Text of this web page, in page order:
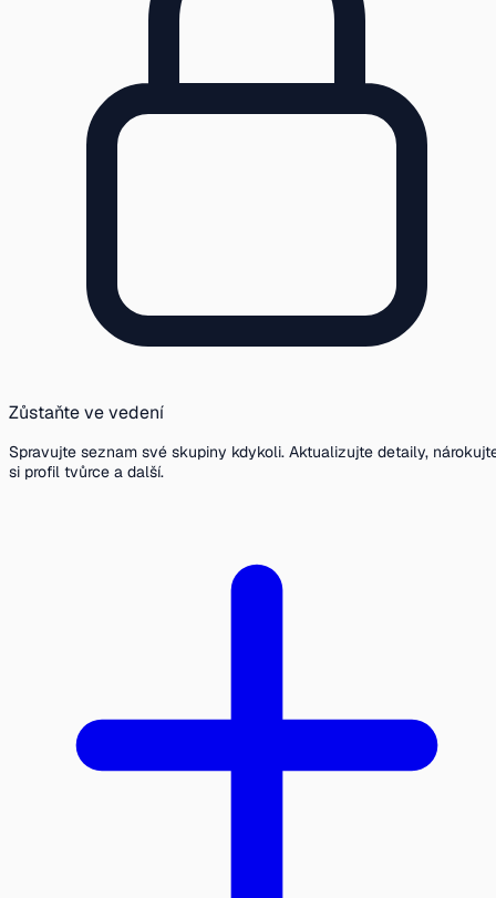
Zůstaňte ve vedení
Spravujte seznam své skupiny kdykoli. Aktualizujte detaily,
si profil tvůrce a další.